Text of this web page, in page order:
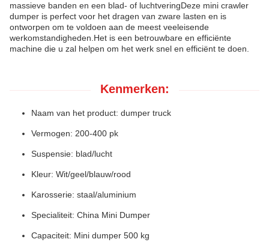
massieve banden en een blad- of luchtveringDeze mini crawler
dumper is perfect voor het dragen van zware lasten en is
ontworpen om te voldoen aan de meest veeleisende
werkomstandigheden.Het is een betrouwbare en efficiënte
machine die u zal helpen om het werk snel en efficiënt te doen.
Kenmerken:
Naam van het product: dumper truck
Vermogen: 200-400 pk
Suspensie: blad/lucht
Kleur: Wit/geel/blauw/rood
Karosserie: staal/aluminium
Specialiteit: China Mini Dumper
Capaciteit: Mini dumper 500 kg